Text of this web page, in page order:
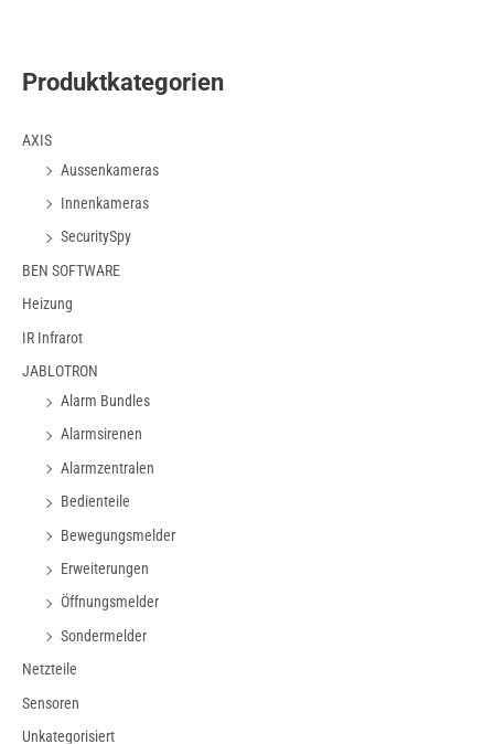
Produktkategorien
AXIS
Aussenkameras
Innenkameras
SecuritySpy
BEN SOFTWARE
Heizung
IR Infrarot
JABLOTRON
Alarm Bundles
Alarmsirenen
Alarmzentralen
Bedienteile
Bewegungsmelder
Erweiterungen
Öffnungsmelder
Sondermelder
Netzteile
Sensoren
Unkategorisiert